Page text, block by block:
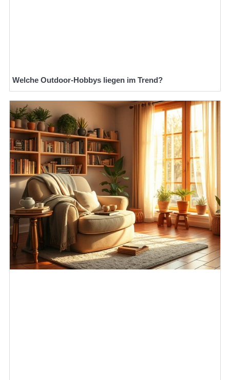
Welche Outdoor-Hobbys liegen im Trend?